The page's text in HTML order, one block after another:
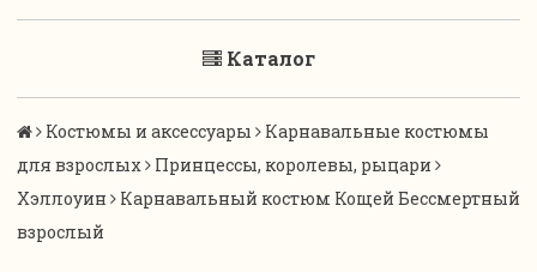
Каталог
Костюмы и аксессуары
Карнавальные костюмы
для взрослых
Принцессы, королевы, рыцари
Хэллоуин
Карнавальный костюм Кощей Бессмертный
взрослый